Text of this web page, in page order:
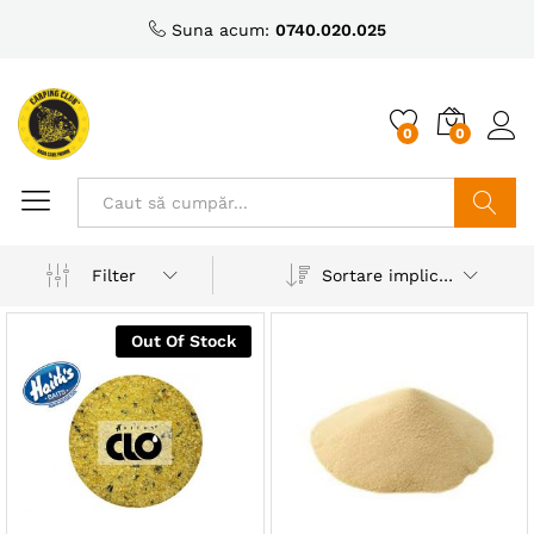
Suna acum: 0740.020.025
0 0
Filter
Sortare implicită
Out Of Stock